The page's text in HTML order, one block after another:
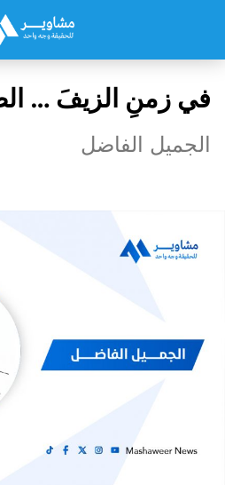
في زمنِ الزيفَ …
الجميل الفاضل